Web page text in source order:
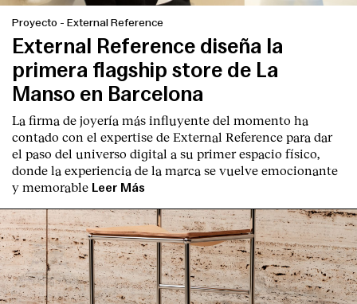
Proyecto - External Reference
External Reference diseña la
primera flagship store de La
Manso en Barcelona
La firma de joyería más influyente del momento ha
contado con el expertise de External Reference para dar
el paso del universo digital a su primer espacio físico,
donde la experiencia de la marca se vuelve emocionante
y memorable Leer Más